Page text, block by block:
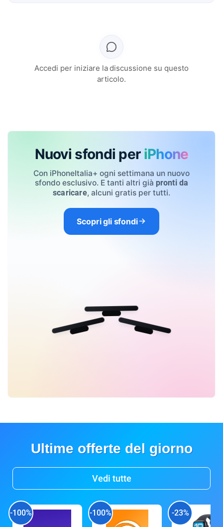
Accedi per iniziare la discussione su questo
articolo.
Nuovi sfondi per iPhone
Con iPhoneItalia+ ogni settimana un nuovo
sfondo esclusivo. E tanti altri già pronti da
scaricare, alcuni gratis per tutti.
Scopri gli sfondi
Ultime offerte del giorno
Vedi tutte
-100% -100% -23%